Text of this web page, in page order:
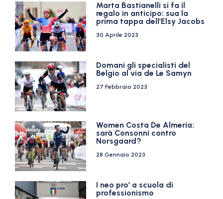
Marta Bastianelli si fa il
regalo in anticipo: sua la
prima tappa dell’Elsy Jacobs
30 Aprile 2023
Domani gli specialisti del
Belgio al via de Le Samyn
27 Febbraio 2023
Women Costa De Almería:
sarà Consonni contro
Norsgaard?
28 Gennaio 2023
I neo pro’ a scuola di
professionismo